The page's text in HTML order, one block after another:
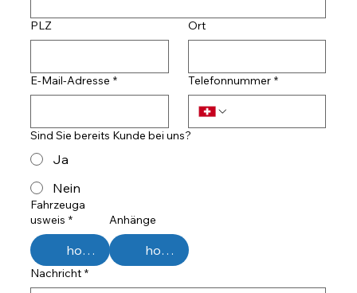
PLZ Ort
E-Mail-Adresse * Telefonnummer *
Sind Sie bereits Kunde bei uns?
Ja
Nein
Fahrzeuga
usweis *
hochladen
Anhänge
hochladen
Nachricht *